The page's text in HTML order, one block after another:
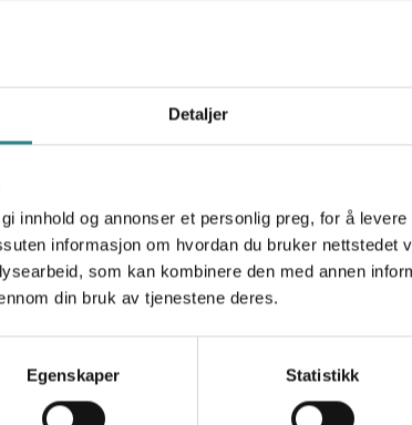
Detaljer
innhold og annonser et personlig preg, for å
informasjon om hvordan du bruker nettstedet
som kan kombinere den med annen
din bruk av tjenestene deres.
Egenskaper Statistikk
– You spread the cost over time.
To find out more about financing Trivec